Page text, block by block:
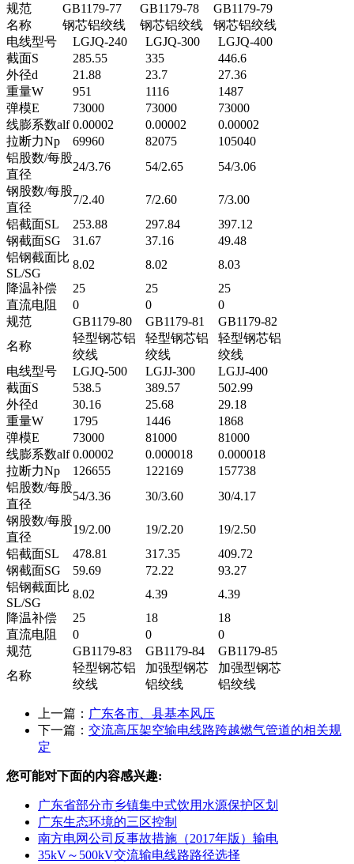
规范
GB1179-77 GB1179-78
GB1179-79
名称
钢芯铝绞线 钢芯铝绞线
钢芯铝绞线
电线型号
LGJQ-240 LGJQ-300
LGJQ-400
截面S
285.55 335
446.6
外径d
21.88 23.7
27.36
重量W
951 1116
1487
弹模E
73000 73000
73000
线膨系数alf 0.00002 0.00002
0.00002
拉断力Np
69960 82075
105040
铝股数/每股
直径
24/3.76 54/2.65
54/3.06
钢股数/每股
直径
7/2.40 7/2.60
7/3.00
铝截面SL
253.88 297.84
397.12
钢截面SG
31.67 37.16
49.48
铝钢截面比
SL/SG
8.02 8.02
8.03
降温补偿
25 25
25
直流电阻
0 0
0
规范
GB1179-80 GB1179-81
GB1179-82
名称
轻型钢芯铝
绞线
轻型钢芯铝
绞线
轻型钢芯铝
绞线
电线型号
LGJQ-500 LGJJ-300
LGJJ-400
截面S
538.5 389.57
502.99
外径d
30.16 25.68
29.18
重量W
1795 1446
1868
弹模E
73000 81000
81000
线膨系数alf 0.00002 0.000018
0.000018
拉断力Np
126655 122169
157738
铝股数/每股
直径
54/3.36 30/3.60
30/4.17
钢股数/每股
直径
19/2.00 19/2.20
19/2.50
铝截面SL
478.81 317.35
409.72
钢截面SG
59.69 72.22
93.27
铝钢截面比
SL/SG
8.02 4.39
4.39
降温补偿
25 18
18
直流电阻
0 0
0
规范
GB1179-83 GB1179-84
GB1179-85
名称
轻型钢芯铝
绞线
加强型钢芯
铝绞线
加强型钢芯
铝绞线
上一篇： 广东各市、县基本风压
下一篇： 交流高压架空输电线路跨越燃气管道的相关规
定
您可能对下面的内容感兴趣:
广东省部分市乡镇集中式饮用水源保护区划
广东生态环境的三区控制
南方电网公司反事故措施（2017年版）输电
35kV～500kV交流输电线路路径选择